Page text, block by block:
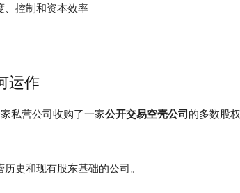
、控制和资本效率
运作
私营公司收购了一家公开交易空壳公司的多数股
历史和现有股东基础的公司。